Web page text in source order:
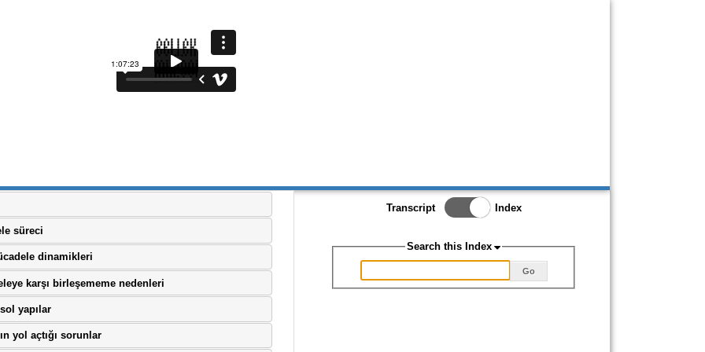
Transcript
Toggle Index/Transcript
View
Index
Search this Index
Go
süreci
dinamikleri
karşı birleşememe nedenleri
yapılar
yol açtığı sorunlar